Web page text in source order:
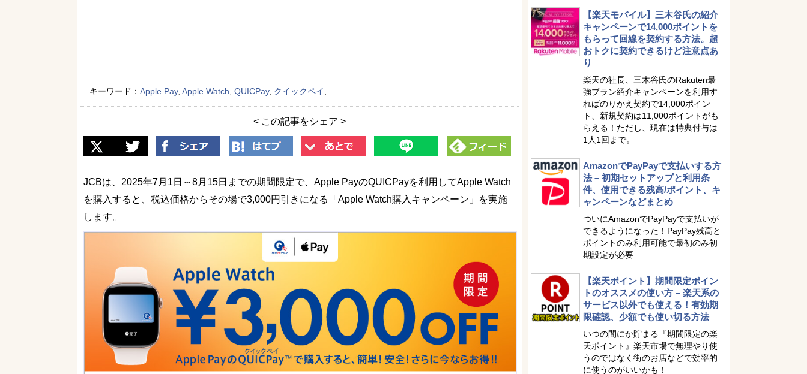
キーワード： Apple Pay, Apple Watch QUICPay, クイックペイ
< この記事をシェア >
JCBは、2025年7月1日～8月15日までの期間限定で、Apple PayのQUICPayを利用してApple Watch
を購入すると、税込価格からその場で3,000円引きになる「Apple Watch購入キャンペーン」を実施
します。
【楽天モバイル】三木谷氏の紹介
キャンペーンで14,000ポイントを
もらって回線を契約する方法。超
おトクに契約できるけど注意点あ
り
楽天の社長、三木谷氏のRakuten最
強プラン紹介キャンペーンを利用す
ればのりかえ契約で14,000ポイン
ト、新規契約は11,000ポイントがも
らえる！ただし、現在は特典付与は
1人1回まで。
AmazonでPayPayで支払いする方
法 – 初期セットアップと利用条
件、使用できる残高/ポイント、キ
ャンペーンなどまとめ
ついにAmazonでPayPayで支払いが
できるようになった！PayPay残高と
ポイントのみ利用可能で最初のみ初
期設定が必要
【楽天ポイント】期間限定ポイン
トのオススメの使い方 – 楽天系の
サービス以外でも使える！有効期
限確認、少額でも使い切る方法
いつの間にか貯まる『期間限定の楽
天ポイント』楽天市場で無理やり使
うのではなく街のお店などで効率的
に使うのがいいかも！